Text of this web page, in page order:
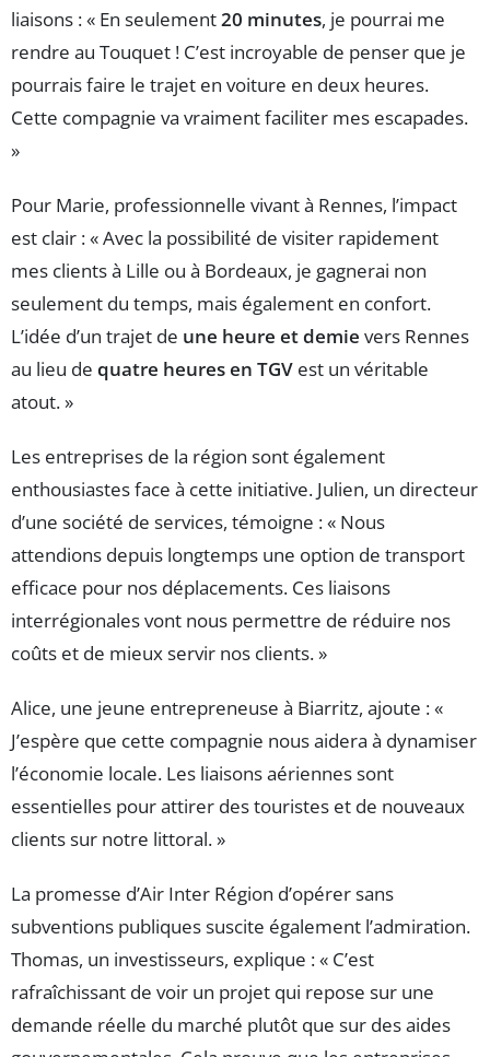
liaisons : « En seulement20 minutes, je pourrai me
rendre au Touquet ! C’est incroyable de penser que je
pourrais faire le trajet en voiture en deux heures.
Cette compagnie va vraiment faciliter mes escapades.
»
Pour Marie, professionnelle vivant à Rennes, l’impact
est clair : « Avec la possibilité de visiter rapidement
mes clients à Lille ou à Bordeaux, je gagnerai non
seulement du temps, mais également en confort.
L’idée d’un trajet de une heure et demie vers Rennes
au lieu de quatre heures en TGV est un véritable
atout. »
Les entreprises de la région sont également
enthousiastes face à cette initiative. Julien, un directeur
d’une société de services, témoigne : « Nous
attendions depuis longtemps une option de transport
efficace pour nos déplacements. Ces liaisons
interrégionales vont nous permettre de réduire nos
coûts et de mieux servir nos clients. »
Alice, une jeune entrepreneuse à Biarritz, ajoute : «
J’espère que cette compagnie nous aidera à dynamiser
l’économie locale. Les liaisons aériennes sont
essentielles pour attirer des touristes et de nouveaux
clients sur notre littoral. »
La promesse d’Air Inter Région d’opérer sans
subventions publiques suscite également l’admiration.
Thomas, un investisseurs, explique : « C’est
rafraîchissant de voir un projet qui repose sur une
demande réelle du marché plutôt que sur des aides